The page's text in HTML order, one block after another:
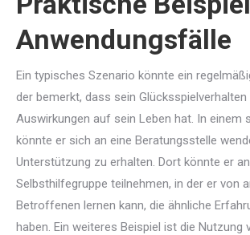
Anwendungsfälle
Ein typisches Szenario könnte ein
der bemerkt, dass sein Glücksspielverhalten
Auswirkungen auf sein Leben hat. In einem
könnte er sich an eine Beratungsstelle
Unterstützung zu erhalten. Dort könnte er
Selbsthilfegruppe teilnehmen, in der er von
Betroffenen lernen kann, die ähnliche
haben. Ein weiteres Beispiel ist die Nutzung